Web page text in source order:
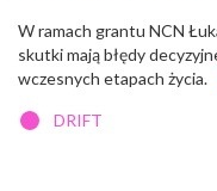
W ramach grantu NCN
skutki mają błędy
wczesnych etapach życia.
DRIFT